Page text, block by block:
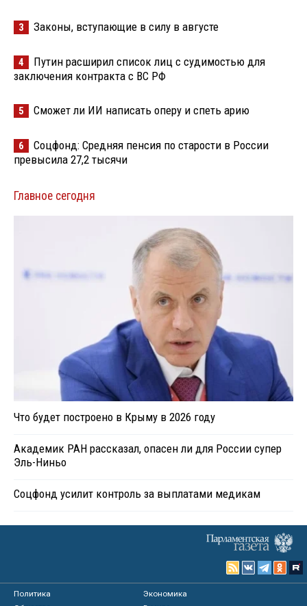
3 Законы, вступающие в силу в августе
4
Путин расширил список лиц с судимостью для
заключения контракта с ВС РФ
5 Сможет ли ИИ написать оперу и спеть арию
6
Соцфонд: Средняя пенсия по старости в России
превысила 27,2 тысячи
Главное сегодня
Что будет построено в Крыму в 2026 году
Академик РАН рассказал, опасен ли для России супер
Эль-Ниньо
Соцфонд усилит контроль за выплатами медикам
Политика
Экономика